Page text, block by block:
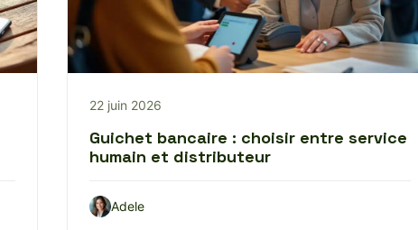
22 juin 2026
Guichet bancaire : choisir entre service
humain et distributeur
Adele